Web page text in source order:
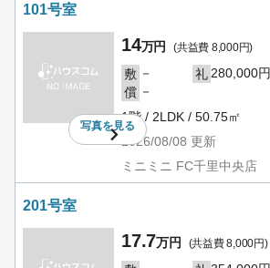
101号室
写真を見る
14万円 (共益費 8,000円)
敷 － 礼280,000円
償 －
1階 / 2LDK / 50.75㎡
2026/08/08 更新
ミニミニ FC千里中央店
201号室
17.7万円 (共益費 8,000円)